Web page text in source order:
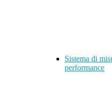
Sistema di
performance